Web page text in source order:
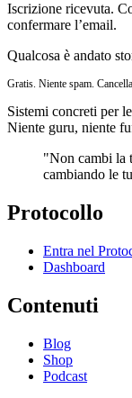
Iscrizione ricevuta.
confermare l’email.
Qualcosa è andato
Gratis. Niente spam.
Sistemi concreti per
Niente guru, niente
"Non cambi la
cambiando le
Protocollo
Entra nel
Dashboard
Contenuti
Blog
Shop
Podcast